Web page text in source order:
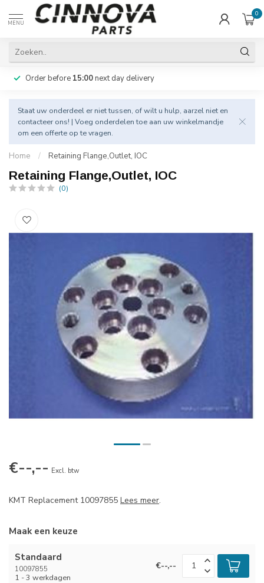
MENU
0
Order before 15:00next day delivery
Staat uw onderdeel er niet tussen, of wilt u hulp, aarzel niet en
contacteer ons! | Voeg onderdelen toe aan uw winkelmandje
om een offerte op te vragen.
Home / Retaining Flange,Outlet, IOC
Retaining Flange,Outlet, IOC
(0)
€--,-- Excl. btw
KMT Replacement 10097855 Lees meer.
Maak een keuze
Standaard
10097855
1 - 3 werkdagen
€--,--